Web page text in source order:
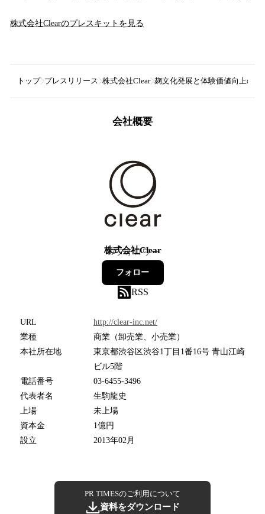
株式会社Clearのプレスキットを見る
トップ プレスリリース 株式会社Clear 麹文化発展と体験価値向上の
会社概要
株式会社Clear
47フォロワー
フォロー
RSS
URL
http://clear-inc.net/
業種
商業（卸売業、小売業）
本社所在地
東京都渋谷区渋谷1丁目1番16号 青山江崎
ビル5階
電話番号
03-6455-3496
代表者名
生駒龍史
上場
未上場
資本金
1億円
設立
2013年02月
PR TIMESのご利用について
資料をダウンロード